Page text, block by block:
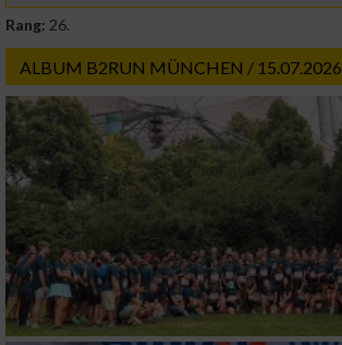
Rang: 26.
ALBUM B2RUN MÜNCHEN / 15.07.2026